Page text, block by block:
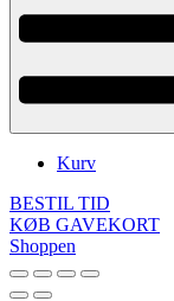
Kurv
BESTIL TID
KØB GAVEKORT
Shoppen